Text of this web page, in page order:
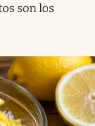
son los